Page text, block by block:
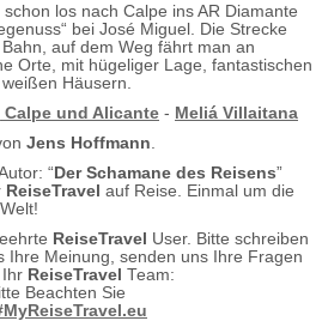
los nach Calpe ins AR Diamante
bei José Miguel. Die Strecke
auf dem Weg fährt man an
Orte, mit hügeliger Lage, fantastischen
Häusern.
Calpe und Alicante - Meliá Villaitana
Jens Hoffmann
“ Der Schamane des Reisens”
ReiseTravel auf Reise. Einmal um die
ReiseTravel User. Bitte schreiben
Ihre Meinung, senden uns Ihre Fragen
ReiseTravel Team:
Beachten Sie